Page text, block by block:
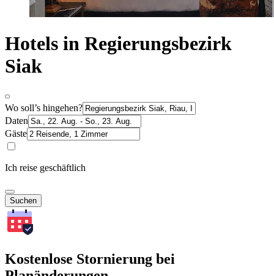
Hotels in Regierungsbezirk
Siak
Wo soll’s hingehen?
Daten
Gäste
Ich reise geschäftlich
Suchen
Kostenlose Stornierung bei